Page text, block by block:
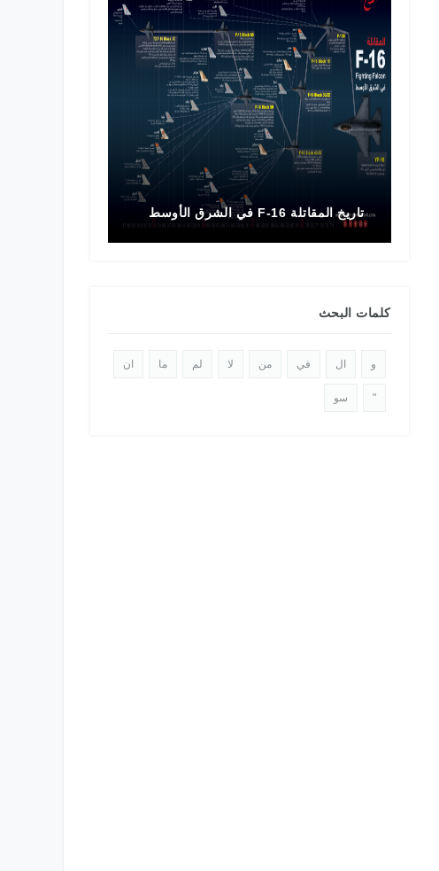
تاريخ المقاتلة F-16 في الشرق الأوسط
كلمات البحث
و ال في من لا لم ما ان
" سو